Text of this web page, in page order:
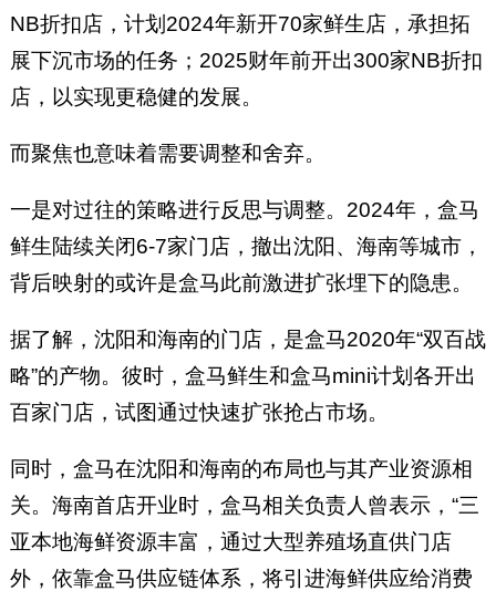
NB折扣店，计划2024年新开70家鲜生店，承担拓
展下沉市场的任务；2025财年前开出300家NB折扣
店，以实现更稳健的发展。
而聚焦也意味着需要调整和舍弃。
一是对过往的策略进行反思与调整。2024年，盒马
鲜生陆续关闭6-7家门店，撤出沈阳、海南等城市，
背后映射的或许是盒马此前激进扩张埋下的隐患。
据了解，沈阳和海南的门店，是盒马2020年“双百战
略”的产物。彼时，盒马鲜生和盒马mini计划各开出
百家门店，试图通过快速扩张抢占市场。
同时，盒马在沈阳和海南的布局也与其产业资源相
关。海南首店开业时，盒马相关负责人曾表示，“三
亚本地海鲜资源丰富，通过大型养殖场直供门店
外，依靠盒马供应链体系，将引进海鲜供应给消费